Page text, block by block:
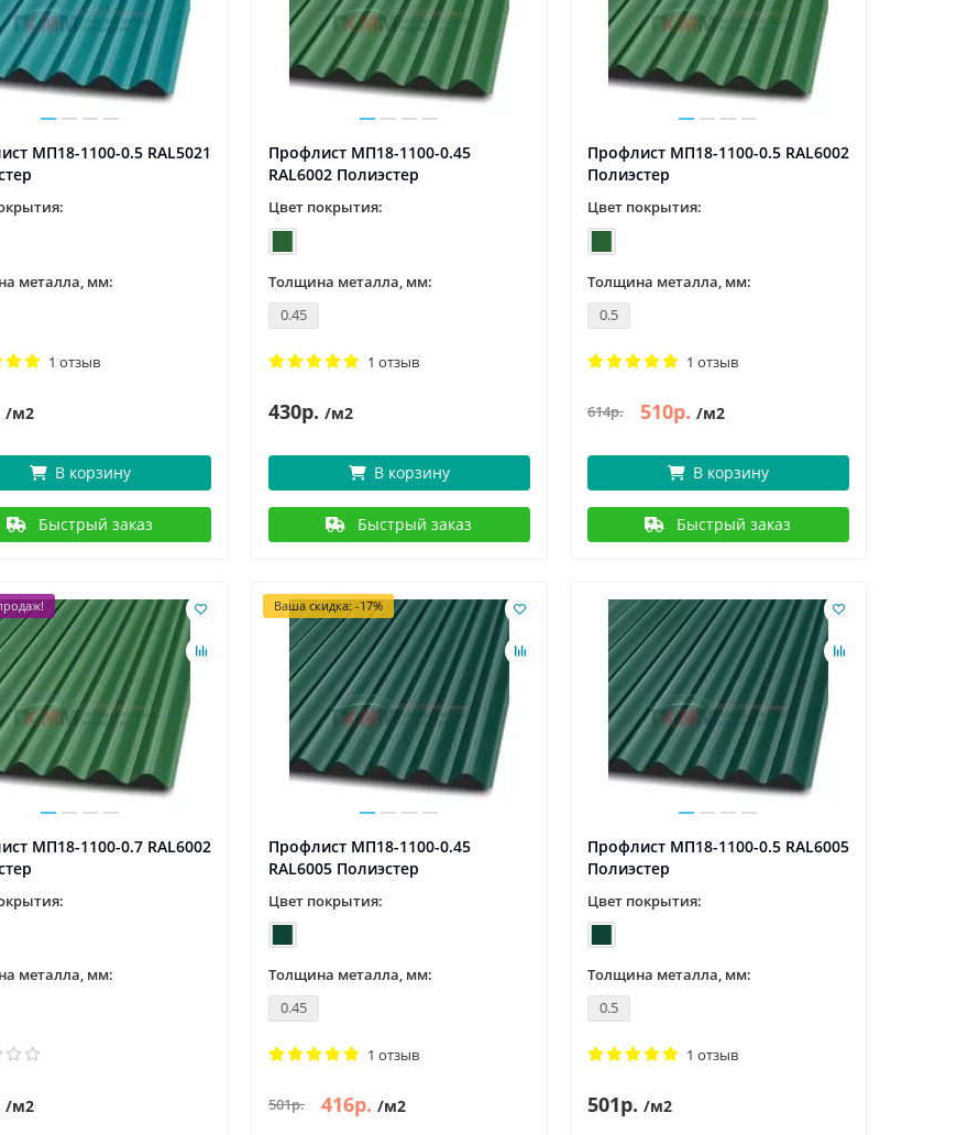
МП18-1100-0.5 RAL5021
металла, мм:
1 отзыв
/м2
В корзину
Быстрый заказ
Профлист МП18-1100-0.45
RAL6002 Полиэстер
Цвет покрытия:
Толщина металла, мм:
0.45
1 отзыв
430р. /м2
В корзину
Быстрый заказ
Профлист МП18-1100-0.5 RAL6002
Полиэстер
Цвет покрытия:
Толщина металла, мм:
0.5
1 отзыв
614р. 510р. /м2
В корзину
Быстрый заказ
МП18-1100-0.7 RAL6002
металла, мм:
/м2
Ваша скидка: -17%
Профлист МП18-1100-0.45
RAL6005 Полиэстер
Цвет покрытия:
Толщина металла, мм:
0.45
1 отзыв
501р. 416р. /м2
Профлист МП18-1100-0.5 RAL6005
Полиэстер
Цвет покрытия:
Толщина металла, мм:
0.5
1 отзыв
501р. /м2